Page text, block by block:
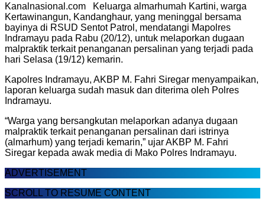
Kanalnasional.com Keluarga almarhumah Kartini, warga
Kertawinangun, Kandanghaur, yang meninggal bersama
bayinya di RSUD Sentot Patrol, mendatangi Mapolres
Indramayu pada Rabu (20/12), untuk melaporkan dugaan
malpraktik terkait penanganan persalinan yang terjadi pada
hari Selasa (19/12) kemarin.
Kapolres Indramayu, AKBP M. Fahri Siregar menyampaikan,
laporan keluarga sudah masuk dan diterima oleh Polres
Indramayu.
“Warga yang bersangkutan melaporkan adanya dugaan
malpraktik terkait penanganan persalinan dari istrinya
(almarhum) yang terjadi kemarin,” ujar AKBP M. Fahri
Siregar kepada awak media di Mako Polres Indramayu.
ADVERTISEMENT
SCROLL TO RESUME CONTENT